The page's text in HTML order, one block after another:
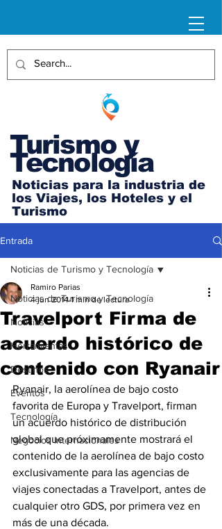
Turismo y
Tecnología
Noticias para la industria de
los Viajes, los Hoteles y el
Turismo
Entrada
Noticias de Turismo y Tecnología
Noticias
Herramientas
Destinos
Eventos
Tecnología
Negocios Internacionales
Noticias de Turismo y Tecnología
Travelport Firma de
acuerdo histórico de
contenido con Ryanair
Ramiro Parias
4 jun 2014 1 min de lectura
Ryanair, la aerolínea de bajo costo
favorita de Europa y Travelport, firman
un acuerdo histórico de distribución
global que próximamente mostrará el
contenido de la aerolínea de bajo costo
exclusivamente para las agencias de
viajes conectadas a Travelport, antes de
cualquier otro GDS, por primera vez en
más de una década.